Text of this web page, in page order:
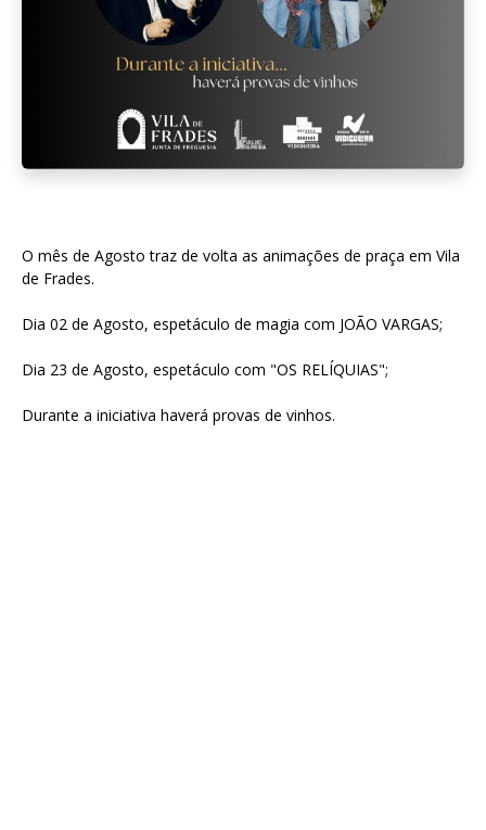
O mês de Agosto traz de volta as animações de praça em Vila
de Frades.
Dia 02 de Agosto, espetáculo de magia com JOÃO VARGAS;
Dia 23 de Agosto, espetáculo com "OS RELÍQUIAS";
Durante a iniciativa haverá provas de vinhos.